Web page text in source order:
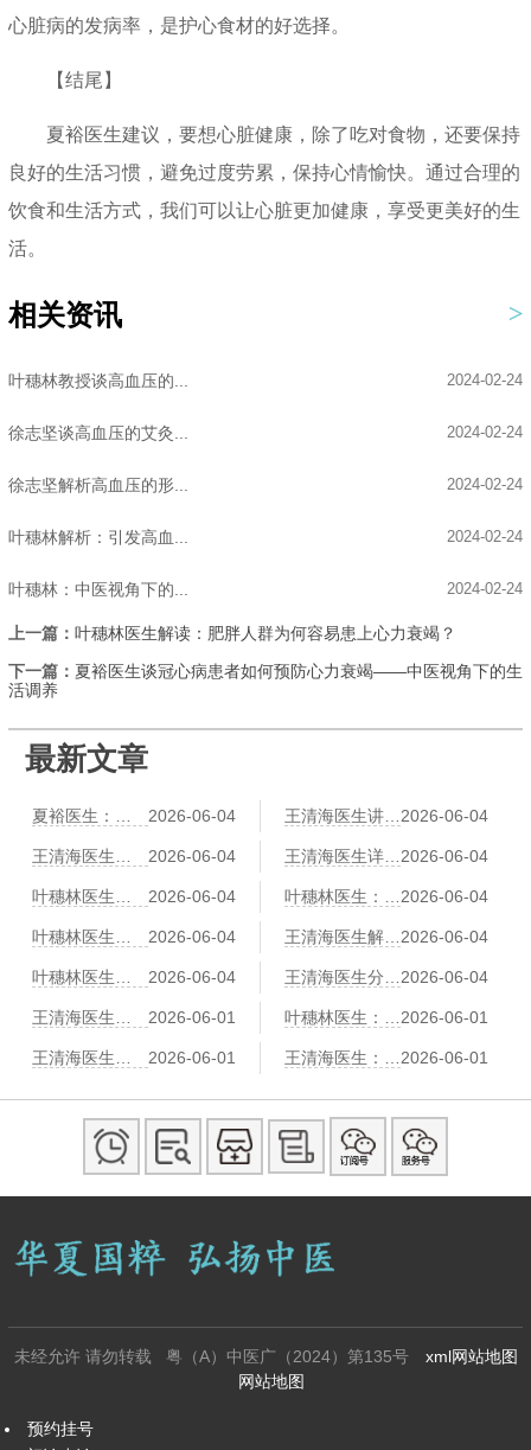
心脏病的发病率，是护心食材的好选择。
【结尾】
夏裕医生建议，要想心脏健康，除了吃对食物，还要保持
良好的生活习惯，避免过度劳累，保持心情愉快。通过合理的
饮食和生活方式，我们可以让心脏更加健康，享受更美好的生
活。
相关资讯
2024-02-24
叶穗林教授谈高血压的...
2024-02-24
徐志坚谈高血压的艾灸...
2024-02-24
徐志坚解析高血压的形...
2024-02-24
叶穗林解析：引发高血...
2024-02-24
叶穗林：中医视角下的...
上一篇： 叶穗林医生解读：肥胖人群为何容易患上心力衰竭？
下一篇： 夏裕医生谈冠心病患者如何预防心力衰竭——中医视角下的生
活调养
最新文章
夏裕医生：肥胖导致冠心病？中医祛湿化痰减肥法 2026-06-04 王清海医生讲中医辨证冠心病：气滞血瘀、痰浊阻络各有调理方2026-06-04
王清海医生建议：冠心病患者运动指南——太极、八段锦、散步哪个更安全 2026-06-04 王清海医生详解：穴位按摩治心悸——神门、心俞、膻中的操作详解2026-06-04
叶穗林医生：红景天、黄芪、党参——三味益气养心中药比较 2026-06-04 叶穗林医生：冠心病中医预防“治未病”：早期胸闷气短的调养对策2026-06-04
叶穗林医生：刮痧辅助治疗冠心病：刮拭胸前膻中、心经路线 2026-06-04 王清海医生解读：情绪激动易诱发心绞痛？中医养心调神有三个方法2026-06-04
叶穗林医生：气功调息降心率：冠心病患者的“六字诀”演练 2026-06-04 王清海医生分享：足浴也能护心脏？活血通络中药足浴方推荐2026-06-04
王清海医生：冠心病患者“寒露”节气养生：润燥养肺、防寒护心阳 2026-06-01 叶穗林医生：冠心病伴“耳鸣耳聋”的中医“补肾通窍”调养法2026-06-01
王清海医生：冠心病患者“小满”时节养生：祛湿健脾、防湿热困心 2026-06-01 王清海医生：中医“拈筋法”护心：冠心病患者胸背部的筋结松解术2026-06-01
未经允许 请勿转载 粤（A）中医广（2024）第135号
xml网站地图
网站地图
预约挂号